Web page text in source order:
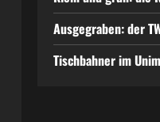
Ausgegraben: der
Tischbahner im